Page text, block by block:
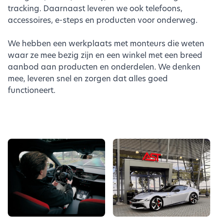
tracking. Daarnaast leveren we ook telefoons,
accessoires, e-steps en producten voor onderweg.
We hebben een werkplaats met monteurs die weten
waar ze mee bezig zijn en een winkel met een breed
aanbod aan producten en onderdelen. We denken
mee, leveren snel en zorgen dat alles goed
functioneert.